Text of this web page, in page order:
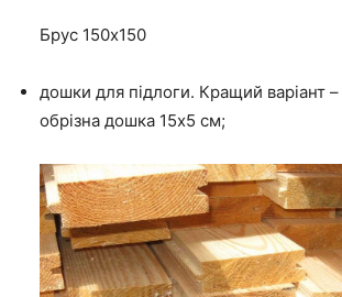
Брус 150х150
дошки для підлоги. Кращий варіант
обрізна дошка 15х5 см;